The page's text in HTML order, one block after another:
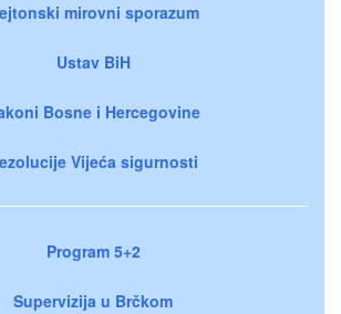
mirovni sporazum
Ustav BiH
Bosne i Hercegovine
Vijeća sigurnosti
Program 5+2
Supervizija u Brčkom